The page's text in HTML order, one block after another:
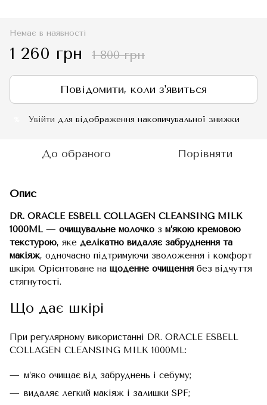
Немає в наявності
1 260 грн 1 800 грн
Повідомити, коли з'явиться
Увійти для відображення накопичувальної знижки
До обраного Порівняти
Опис
DR. ORACLE ESBELL COLLAGEN CLEANSING MILK
1000ML— очищувальне молочко з м’якою кремовою
текстурою, яке делікатно видаляє забруднення та
макіяж, одночасно підтримуючи зволоження і комфорт
шкіри. Орієнтоване на щоденне очищення без відчуття
стягнутості.
Що дає шкірі
При регулярному використанні DR. ORACLE ESBELL
COLLAGEN CLEANSING MILK 1000ML:
м’яко очищає від забруднень і себуму;
видаляє легкий макіяж і залишки SPF;